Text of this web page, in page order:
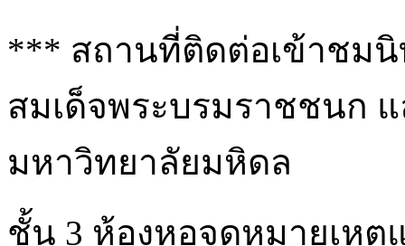
*** สถานที่ติดต่อเข้าชมนิ
สมเด็จพระบรมราชชนก
มหาวิทยาลัยมหิดล
ชั้น 3 ห้องหอจดหมายเห